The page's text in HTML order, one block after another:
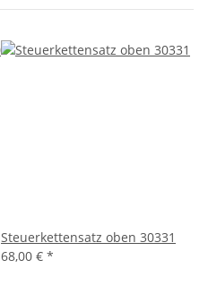
Steuerkettensatz oben 30331
68,00 € *